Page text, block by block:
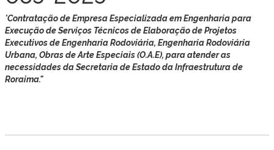
"Contratação de Empresa Especializada em Engenharia para
Execução de Serviços Técnicos de Elaboração de Projetos
Executivos de Engenharia Rodoviária, Engenharia Rodoviária
Urbana, Obras de Arte Especiais (O.A.E), para atender as
necessidades da Secretaria de Estado da Infraestrutura de
Roraima."